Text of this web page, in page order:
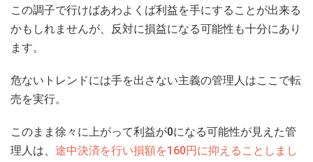
この調子で行けばあわよくば利益を手にすることが出来る
かもしれませんが、反対に損益になる可能性も十分にあり
ます。
危ないトレンドには手を出さない主義の管理人はここで転
売を実行。
このまま徐々に上がって利益が0になる可能性が見えた管
理人は、 途中決済を行い損額を160円に抑えることしまし